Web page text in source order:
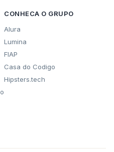
CONHECA O GRUPO
Alura
Lumina
FIAP
Casa do Codigo
Hipsters.tech